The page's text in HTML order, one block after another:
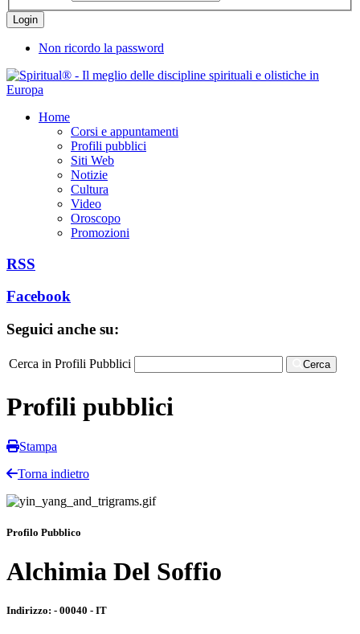
Non ricordo la password
Home
Corsi e appuntamenti
Profili pubblici
Siti Web
Notizie
Cultura
Video
Oroscopo
Promozioni
RSS
Facebook
Seguici anche su:
Cerca in Profili Pubblici Cerca
Profili pubblici
Stampa
Torna indietro
Profilo Pubblico
Alchimia Del Soffio
Indirizzo: - 00040 - IT